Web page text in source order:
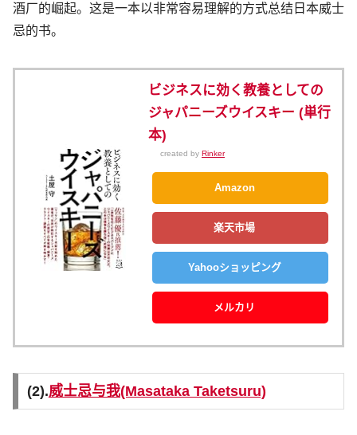
酒厂的崛起。这是一本以非常容易理解的方式总结日本威士
忌的书。
ビジネスに効く教養としての
ジャパニーズウイスキー (単行
本)
created by Rinker
Amazon
楽天市場
Yahooショッピング
メルカリ
(2).威士忌与我(Masataka Taketsuru)